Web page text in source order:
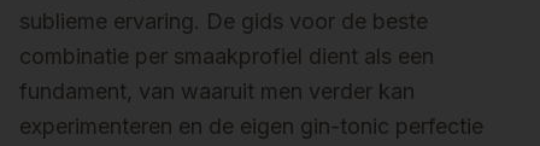
sublieme ervaring. De gids voor de beste
combinatie per smaakprofiel dient als een
fundament, van waaruit men verder kan
experimenteren en de eigen gin-tonic perfectie